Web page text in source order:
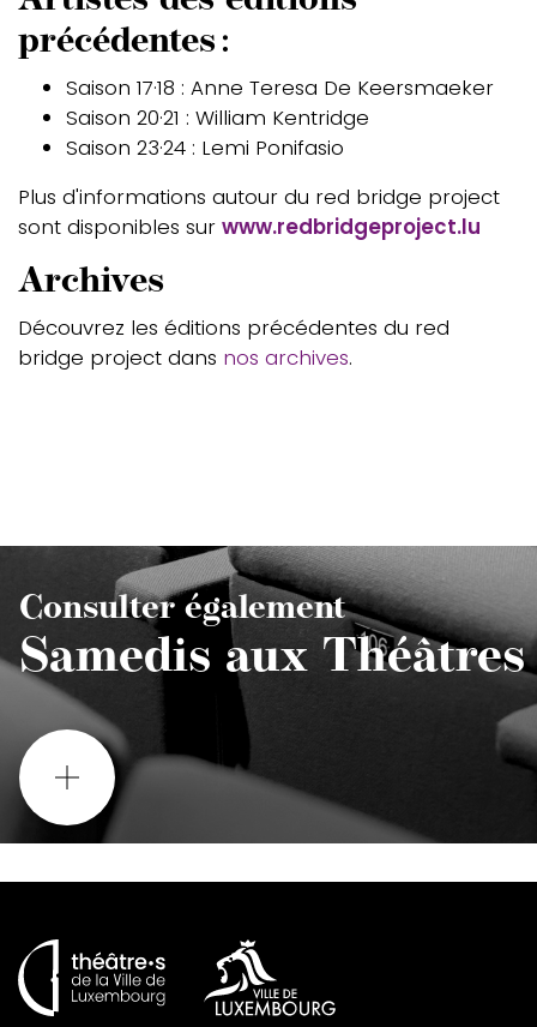
précédentes :
Saison 17·18 : Anne Teresa De Keersmaeker
Saison 20·21 : William Kentridge
Saison 23·24 : Lemi Ponifasio
Plus d'informations autour du red bridge project
sont disponibles sur www.redbridgeproject.lu
Archives
Découvrez les éditions précédentes du red
bridge project dans nos archives.
Consulter également
Samedis aux Théâtres